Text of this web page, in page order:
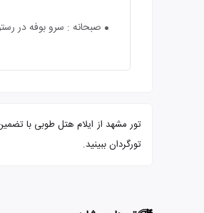
صبحانه : سرو بوفه در
تورگردان ببینید.